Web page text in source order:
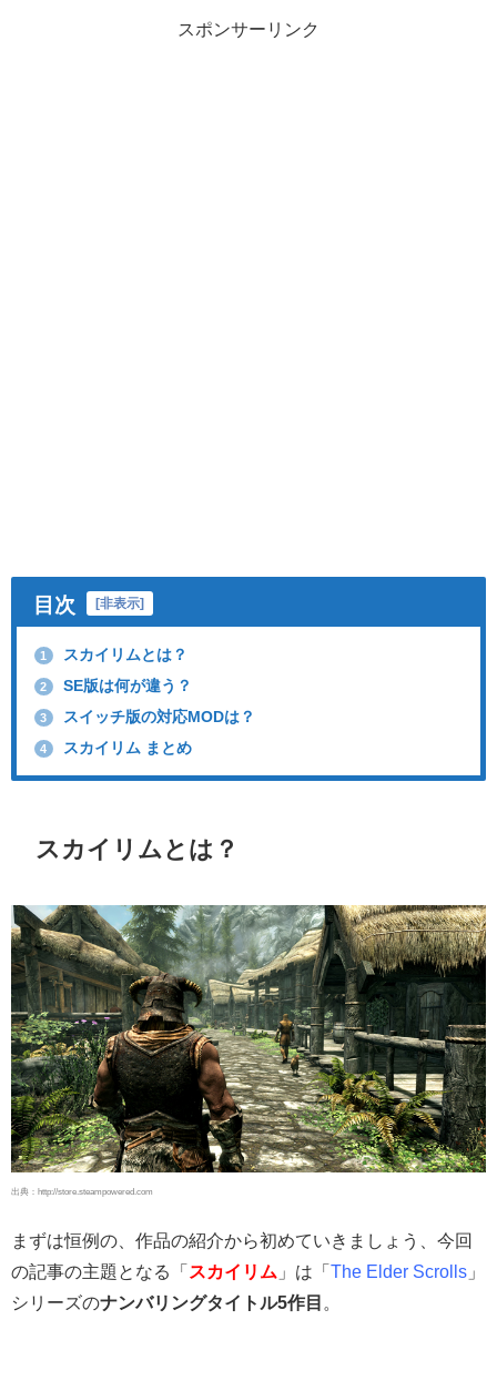
スポンサーリンク
目次 [非表示]
1 スカイリムとは？
2 SE版は何が違う？
3 スイッチ版の対応MODは？
4 スカイリム まとめ
スカイリムとは？
出典：http://store.steampowered.com
まずは恒例の、作品の紹介から初めていきましょう、今回
の記事の主題となる「 スカイリム 」は「 The Elder Scrolls 」
シリーズのナンバリングタイトル5作目